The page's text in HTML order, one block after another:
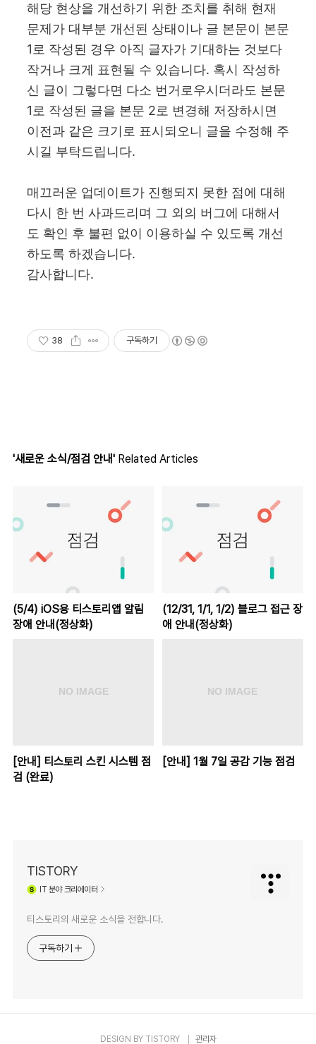
해당 현상을 개선하기 위한 조치를 취해 현재
문제가 대부분 개선된 상태이나 글 본문이 본문
1로 작성된 경우 아직 글자가 기대하는 것보다
작거나 크게 표현될 수 있습니다. 혹시 작성하
신 글이 그렇다면 다소 번거로우시더라도 본문
1로 작성된 글을 본문 2로 변경해 저장하시면
이전과 같은 크기로 표시되오니 글을 수정해 주
시길 부탁드립니다.
매끄러운 업데이트가 진행되지 못한 점에 대해
다시 한 번 사과드리며 그 외의 버그에 대해서
도 확인 후 불편 없이 이용하실 수 있도록 개선
하도록 하겠습니다.
감사합니다.
38 구독하기
'새로운 소식/점검 안내' Related Articles
(5/4) iOS용 티스토리앱 알림
장애 안내(정상화)
(12/31, 1/1, 1/2) 블로그 접근 장
애 안내(정상화)
[안내] 티스토리 스킨 시스템 점
검 (완료)
[안내] 1월 7일 공감 기능 점검
TISTORY
IT 분야 크리에이터
티스토리의 새로운 소식을 전합니다.
구독하기
DESIGN BY TISTORY 관리자